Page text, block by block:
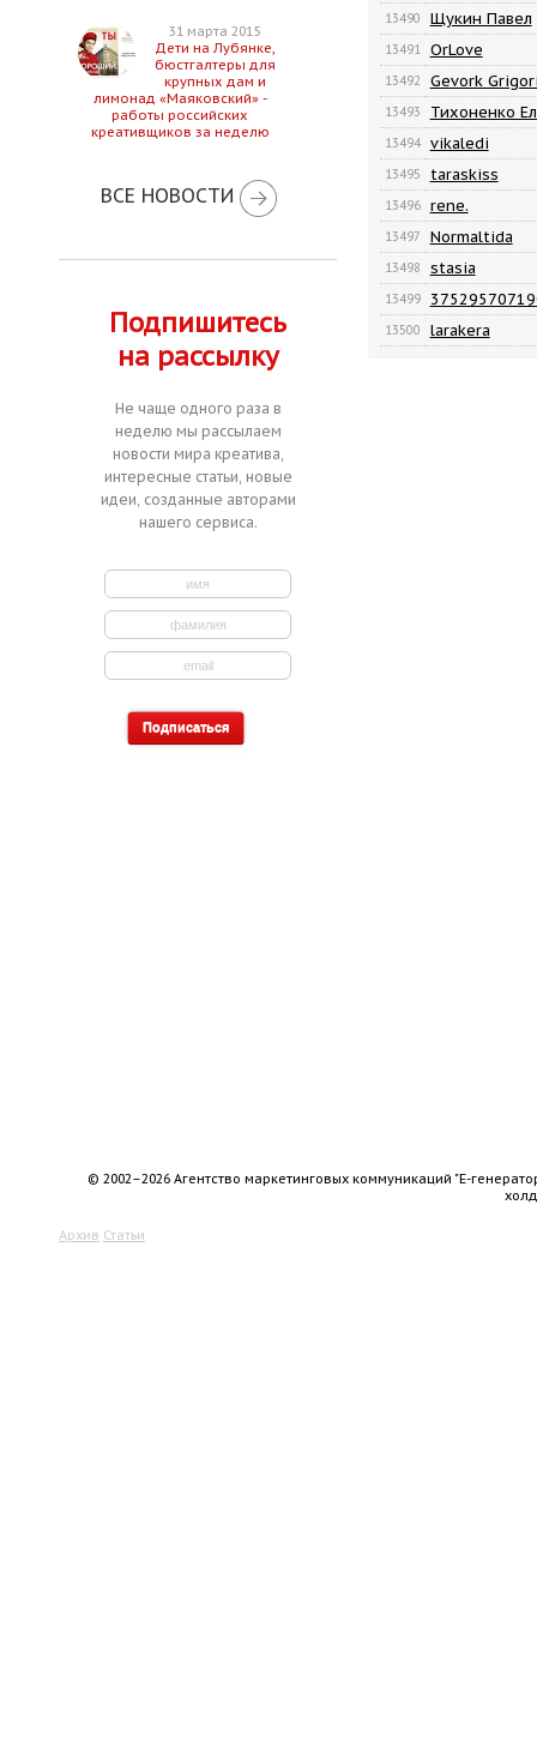
31 марта 2015
Дети на Лубянке,
бюстгалтеры для
крупных дам и
лимонад «Маяковский» -
работы российских
креативщиков за неделю
ВСЕ НОВОСТИ
Подпишитесь
на рассылку
Не чаще одного раза в
неделю мы рассылаем
новости мира креатива,
интересные статьи, новые
идеи, созданные авторами
нашего сервиса.
13490 Щукин Павел
13491 OrLove
13492 Gevork
13493 Тихоненко
13494 vikaledi
13495 taraskiss
13496 rene.
13497 Normaltida
13498 stasia
13499
13500 larakera
© 2002–2026 Агентство маркетинговых коммуникаций "Е-
Архив Статьи